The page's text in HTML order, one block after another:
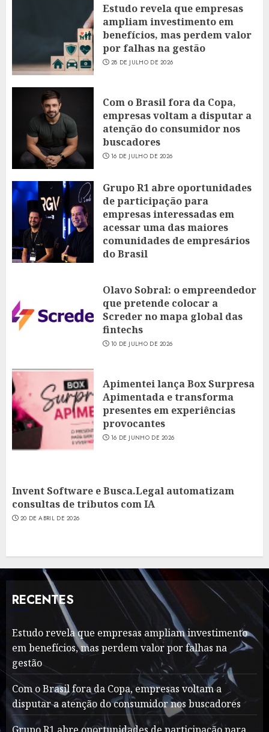
Estudo revela que empresas
ampliam investimento em
benefícios, mas perdem valor
por falhas na gestão
28 DE JULHO DE 2026
Com o Brasil fora da Copa,
empresas voltam a disputar a
atenção do consumidor nos
buscadores
16 DE JULHO DE 2026
Grupo R1 abre oportunidades
de participação para
empresas interessadas em
acessar uma das maiores
comunidades de empresários
do Brasil
Olavo Sobral: o empreendedor
que pretende colocar a
Screder no mapa global das
fintechs
10 DE JULHO DE 2026
Apimentei lança Box Surpresa
Apimentada e transforma
presentes em experiências
provocantes
16 DE JUNHO DE 2026
Invent Software e Busca.Legal automatizam
consultas de tributos com IA
20 DE ABRIL DE 2026
RECENTES
Estudo revela que empresas ampliam investimento
em benefícios, mas perdem valor por falhas na
gestão
Com o Brasil fora da Copa, empresas voltam a
disputar a atenção do consumidor nos buscadores